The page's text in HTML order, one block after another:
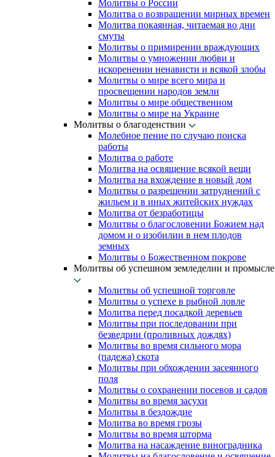
Молитвы о России
Молитва о возвращении мирных времен
Молитва покаянная, читаемая во дни
смуты
Молитвы о примирении враждующих
Молитвы о умножении любви и
искоренении ненависти и всякой злобы
Молитвы о мире всего мира и
просвещении народов земли
Молитвы о мире общественном
Молитвы о мире на Украине
Молитвы о благоденствии
Молебное пение по случаю поиска
работы
Молитва о работе
Молитва на освящение всякой вещи
Молитва на вхождение в новый дом
Молитвы о разрешении затруднений с
жильем и в иных житейских нуждах
Молитва от безработицы
Молитвы о благословении Божием над
домом и о изобилии в нем плодов
земных
Молитвы о Божественном покрове
Молитвы об успешном земледелии и промысле
Молитвы об успешной торговле
Молитвы о успехе в рыбной ловле
Молитва перед посадкой деревьев
Молитвы при последовании при
безведрии (проливных дождях)
Молитвы во время сильного мора
(падежа) скота
Молитвы при обхождении засеянного
поля
Молитвы о сохранении посевов и садов
Молитвы во время засухи
Молитвы в бездождие
Молитва во время грозы
Молитвы во время шторма
Молитва на насаждение виноградника